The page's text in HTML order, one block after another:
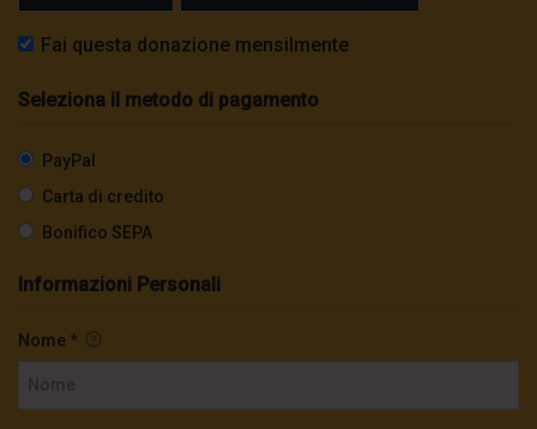
Fai questa donazione mensilmente
Seleziona il metodo di pagamento
PayPal
Carta di credito
Bonifico SEPA
Informazioni Personali
Nome *